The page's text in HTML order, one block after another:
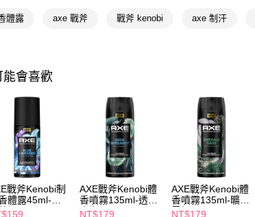
體露 axe 戰斧 戰斧 kenobi axe 制汗
能會喜歡
戰斧Kenobi制
體露45ml-冰
調
AXE戰斧Kenobi體
香噴霧135ml-透境
之海
NT$179
AXE戰斧Kenobi體
香噴霧135ml-曠境
雪松
NT$179